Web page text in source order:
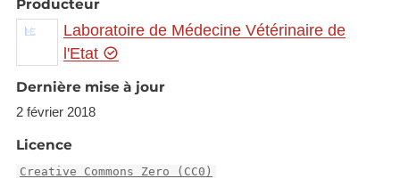
Producteur
Laboratoire de Médecine Vétérinaire de
l'Etat
Dernière mise à jour
2 février 2018
Licence
Creative Commons Zero (CC0)